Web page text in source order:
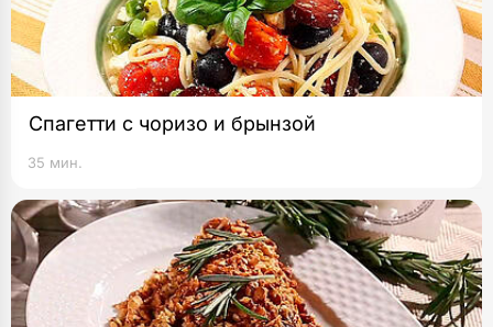
Спагетти с чоризо и брынзой
35 мин.